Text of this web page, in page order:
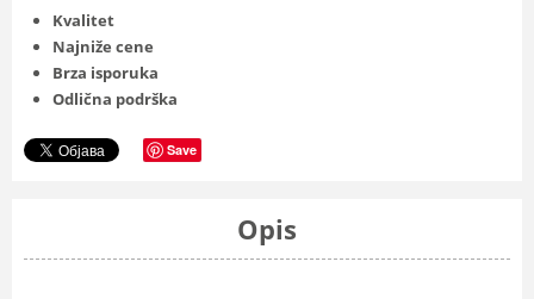
Kvalitet
Najniže cene
Brza isporuka
Odlična podrška
Save
Opis